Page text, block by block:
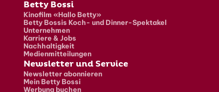
Fusszeile
Betty Bossi
Kinofilm «Hallo Betty»
Betty Bossis Koch- und Dinner-Spektakel
Unternehmen
Karriere & Jobs
Nachhaltigkeit
Medienmitteilungen
Newsletter und Service
Newsletter abonnieren
Mein Betty Bossi
Werbung buchen